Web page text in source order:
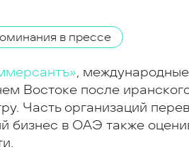
в прессе
,
Востоке после
Часть организаций
бизнес в ОАЭ также